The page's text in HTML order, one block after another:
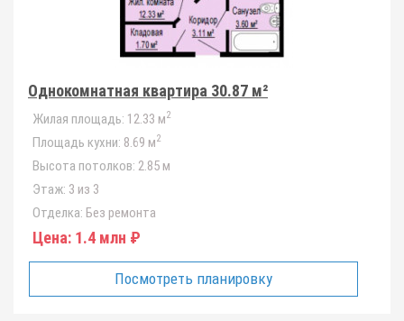
Однокомнатная квартира 30.87 м²
Жилая площадь: 12.33 м2
Площадь кухни: 8.69 м2
Высота потолков: 2.85 м
Этаж: 3 из 3
Отделка: Без ремонта
Цена: 1.4 млн ₽
Посмотреть планировку